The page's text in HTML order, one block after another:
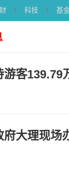
科技 基
游客139.79
府大理现场